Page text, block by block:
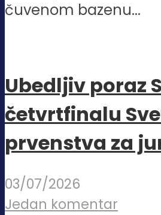
čuvenom bazenu...
Ubedljiv poraz
četvrtfinalu
prvenstva za
03/07/2026
Jedan komentar